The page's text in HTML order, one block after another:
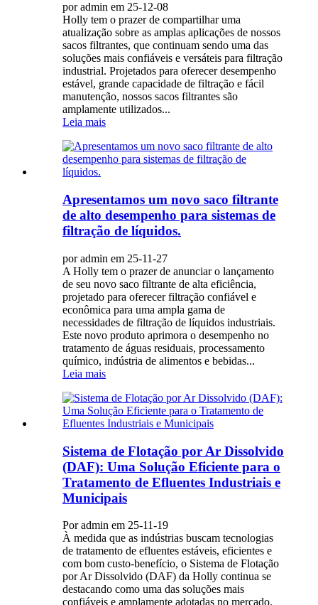
por admin em 25-12-08
Holly tem o prazer de compartilhar uma
atualização sobre as amplas aplicações de nossos
sacos filtrantes, que continuam sendo uma das
soluções mais confiáveis ​​e versáteis para filtração
industrial. Projetados para oferecer desempenho
estável, grande capacidade de filtração e fácil
manutenção, nossos sacos filtrantes são
amplamente utilizados...
Leia mais
Apresentamos um novo saco filtrante
de alto desempenho para sistemas de
filtração de líquidos.
por admin em 25-11-27
A Holly tem o prazer de anunciar o lançamento
de seu novo saco filtrante de alta eficiência,
projetado para oferecer filtração confiável e
econômica para uma ampla gama de
necessidades de filtração de líquidos industriais.
Este novo produto aprimora o desempenho no
tratamento de águas residuais, processamento
químico, indústria de alimentos e bebidas...
Leia mais
Sistema de Flotação por Ar Dissolvido
(DAF): Uma Solução Eficiente para o
Tratamento de Efluentes Industriais e
Municipais
Por admin em 25-11-19
À medida que as indústrias buscam tecnologias
de tratamento de efluentes estáveis, eficientes e
com bom custo-benefício, o Sistema de Flotação
por Ar Dissolvido (DAF) da Holly continua se
destacando como uma das soluções mais
confiáveis ​​e amplamente adotadas no mercado.